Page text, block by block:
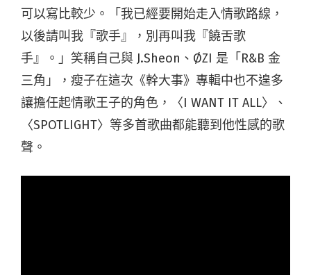
可以寫比較少。「我已經要開始走入情歌路線，
以後請叫我『歌手』，別再叫我『饒舌歌
手』。」笑稱自己與 J.Sheon、ØZI 是「R&B 金
三角」，瘦子在這次《幹大事》專輯中也不遑多
讓擔任起情歌王子的角色，〈I WANT IT ALL〉、
〈SPOTLIGHT〉等多首歌曲都能聽到他性感的歌
聲。